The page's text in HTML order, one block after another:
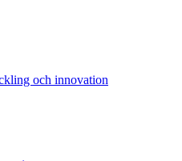
och innovation